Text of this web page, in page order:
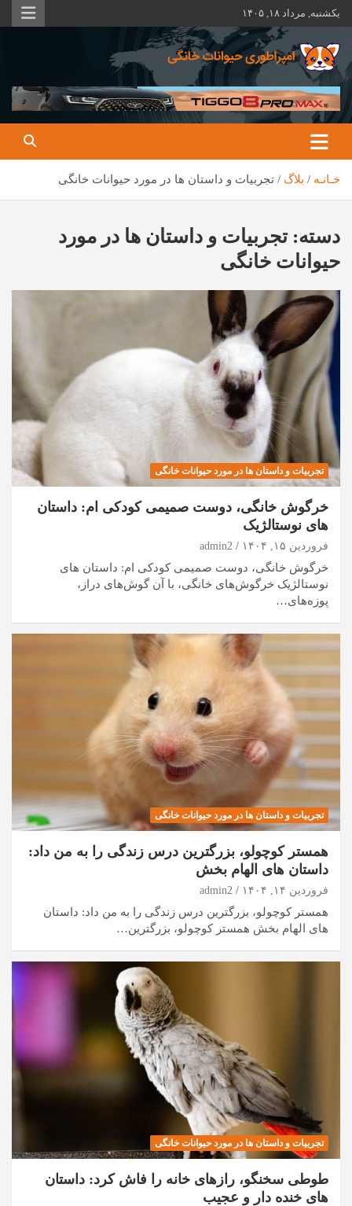
بروید
یکشنبه, مرداد ۱۸, ۱۴۰۵
امپراطوری حیوانات خانگی
همه چیز در مورد حیوانات خانگی
خـانـه بلاگ تجربیات و داستان ها در مورد حیوانات خانگی
دسته:تجربیات و داستان ها در مورد
حیوانات خانگی
تجربیات و داستان ها در مورد حیوانات خانگی
خرگوش خانگی، دوست صمیمی کودکی ام: داستان
های نوستالژیک
فروردین ۱۵, ۱۴۰۴ admin2
خرگوش خانگی، دوست صمیمی کودکی ام: داستان های
نوستالژیک خرگوش‌های خانگی، با آن گوش‌های دراز،
پوزه‌های…
تجربیات و داستان ها در مورد حیوانات خانگی
همستر کوچولو، بزرگترین درس زندگی را به من داد:
داستان های الهام بخش
فروردین ۱۴, ۱۴۰۴ admin2
همستر کوچولو، بزرگترین درس زندگی را به من داد: داستان
های الهام بخش همستر کوچولو، بزرگترین…
تجربیات و داستان ها در مورد حیوانات خانگی
طوطی سخنگو، رازهای خانه را فاش کرد: داستان
های خنده دار و عجیب